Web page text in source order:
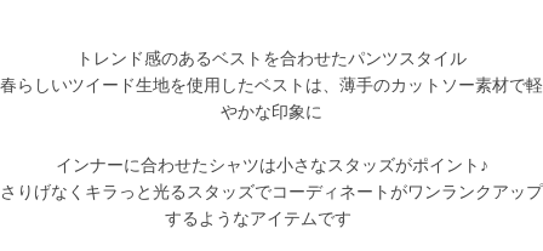
トレンド感のあるベストを合わせたパンツスタイル
春らしいツイード生地を使用したベストは、薄手のカットソー素材で軽
やかな印象に
インナーに合わせたシャツは小さなスタッズがポイント♪
さりげなくキラっと光るスタッズでコーディネートがワンランクアップ
するようなアイテムです